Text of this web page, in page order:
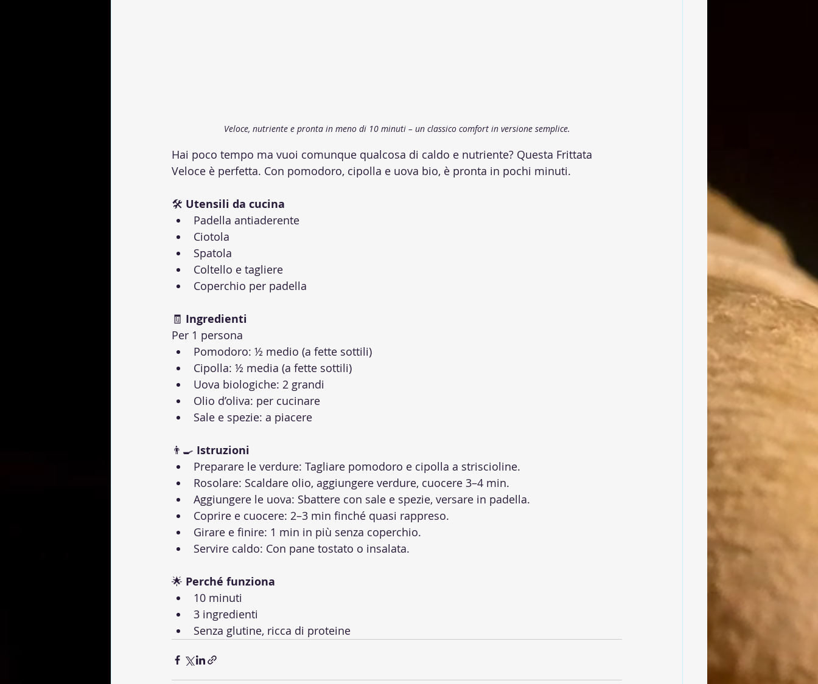
Veloce, nutriente e pronta in meno di 10 minuti – un classico comfort in versione semplice.
Hai poco tempo ma vuoi comunque qualcosa di caldo e nutriente? Questa Frittata
Veloce è perfetta. Con pomodoro, cipolla e uova bio, è pronta in pochi minuti.
🛠 Utensili da cucina
Padella antiaderente
Ciotola
Spatola
Coltello e tagliere
Coperchio per padella
🧾 Ingredienti
Per 1 persona
Pomodoro: ½ medio (a fette sottili)
Cipolla: ½ media (a fette sottili)
Uova biologiche: 2 grandi
Olio d’oliva: per cucinare
Sale e spezie: a piacere
👨‍🍳 Istruzioni
Preparare le verdure: Tagliare pomodoro e cipolla a striscioline.
Rosolare: Scaldare olio, aggiungere verdure, cuocere 3–4 min.
Aggiungere le uova: Sbattere con sale e spezie, versare in padella.
Coprire e cuocere: 2–3 min finché quasi rappreso.
Girare e finire: 1 min in più senza coperchio.
Servire caldo: Con pane tostato o insalata.
🌟 Perché funziona
10 minuti
3 ingredienti
Senza glutine, ricca di proteine